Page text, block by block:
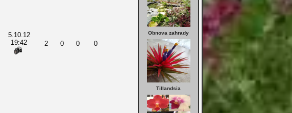
Obnova zahrady
Tillandsia
5.10.12
19:42
2 0 0 0